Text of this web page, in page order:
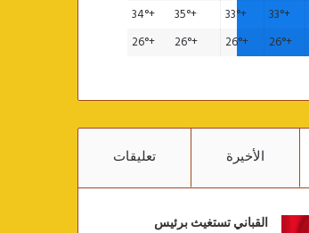
+
33°
+
33°
+
35°
+
34°
+
26°
+
26°
+
26°
+
26°
الأخيرة تعليقات
القباني تستغيث برئيس